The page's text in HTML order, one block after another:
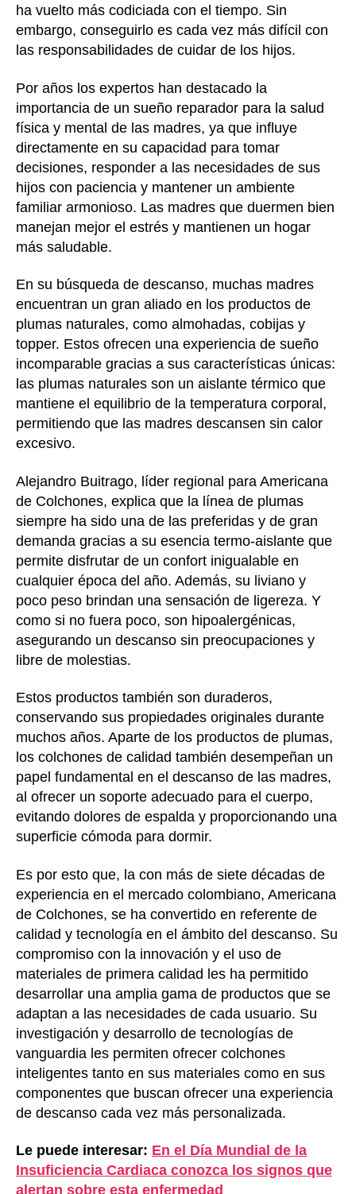
ha vuelto más codiciada con el tiempo. Sin
embargo, conseguirlo es cada vez más difícil con
las responsabilidades de cuidar de los hijos.
Por años los expertos han destacado la
importancia de un sueño reparador para la salud
física y mental de las madres, ya que influye
directamente en su capacidad para tomar
decisiones, responder a las necesidades de sus
hijos con paciencia y mantener un ambiente
familiar armonioso. Las madres que duermen bien
manejan mejor el estrés y mantienen un hogar
más saludable.
En su búsqueda de descanso, muchas madres
encuentran un gran aliado en los productos de
plumas naturales, como almohadas, cobijas y
topper. Estos ofrecen una experiencia de sueño
incomparable gracias a sus características únicas:
las plumas naturales son un aislante térmico que
mantiene el equilibrio de la temperatura corporal,
permitiendo que las madres descansen sin calor
excesivo.
Alejandro Buitrago, líder regional para Americana
de Colchones, explica que la línea de plumas
siempre ha sido una de las preferidas y de gran
demanda gracias a su esencia termo-aislante que
permite disfrutar de un confort inigualable en
cualquier época del año. Además, su liviano y
poco peso brindan una sensación de ligereza. Y
como si no fuera poco, son hipoalergénicas,
asegurando un descanso sin preocupaciones y
libre de molestias.
Estos productos también son duraderos,
conservando sus propiedades originales durante
muchos años. Aparte de los productos de plumas,
los colchones de calidad también desempeñan un
papel fundamental en el descanso de las madres,
al ofrecer un soporte adecuado para el cuerpo,
evitando dolores de espalda y proporcionando una
superficie cómoda para dormir.
Es por esto que, la con más de siete décadas de
experiencia en el mercado colombiano, Americana
de Colchones, se ha convertido en referente de
calidad y tecnología en el ámbito del descanso. Su
compromiso con la innovación y el uso de
materiales de primera calidad les ha permitido
desarrollar una amplia gama de productos que se
adaptan a las necesidades de cada usuario. Su
investigación y desarrollo de tecnologías de
vanguardia les permiten ofrecer colchones
inteligentes tanto en sus materiales como en sus
componentes que buscan ofrecer una experiencia
de descanso cada vez más personalizada.
Le puede interesar: En el Día Mundial de la
Insuficiencia Cardiaca conozca los signos que
alertan sobre esta enfermedad